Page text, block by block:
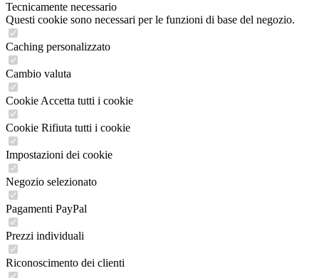
Tecnicamente necessario
Questi cookie sono necessari per le funzioni di base del negozio.
Caching personalizzato
Cambio valuta
Cookie Accetta tutti i cookie
Cookie Rifiuta tutti i cookie
Impostazioni dei cookie
Negozio selezionato
Pagamenti PayPal
Prezzi individuali
Riconoscimento dei clienti